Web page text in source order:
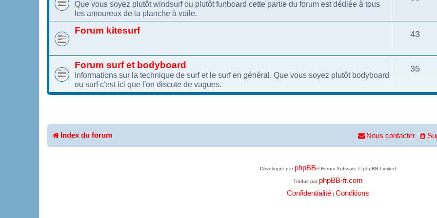
Que vous soyez plutôt windsurf ou plutôt funboard cette partie du forum est dédiée à tous
les amoureux de la planche à voile.
Forum kitesurf 43
Forum surf et bodyboard
Informations sur la technique de surf et le surf en général. Que vous soyez plutôt bodyboard
ou surf c'est ici que l'on discute de vagues.
35
Index du forum Nous contacter
Développé par phpBB® Forum Software © phpBB Limited
Traduit par phpBB-fr.com
Confidentialité| Conditions